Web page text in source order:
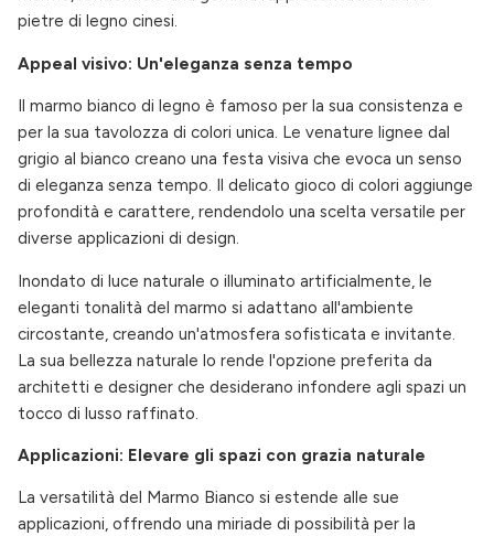
pietre di legno cinesi.
Appeal visivo: Un'eleganza senza tempo
Il marmo bianco di legno è famoso per la sua consistenza e
per la sua tavolozza di colori unica. Le venature lignee dal
grigio al bianco creano una festa visiva che evoca un senso
di eleganza senza tempo. Il delicato gioco di colori aggiunge
profondità e carattere, rendendolo una scelta versatile per
diverse applicazioni di design.
Inondato di luce naturale o illuminato artificialmente, le
eleganti tonalità del marmo si adattano all'ambiente
circostante, creando un'atmosfera sofisticata e invitante.
La sua bellezza naturale lo rende l'opzione preferita da
architetti e designer che desiderano infondere agli spazi un
tocco di lusso raffinato.
Applicazioni: Elevare gli spazi con grazia naturale
La versatilità del Marmo Bianco si estende alle sue
applicazioni, offrendo una miriade di possibilità per la